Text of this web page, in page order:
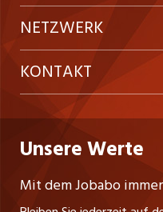
Festanstellungen
Temporäre Jobs
Freelance Jobs
Praktika
Lehrstellen
Inserieren
Firmen
Personalvermittler
Preise und Leistungen
AGB
Datenschutzerklärung
Nutzungsbedingungen
Impressum
NETZWERK
ostjob.ch
westjob.at
jobzüri.ch
jobmittelland.ch
KONTAKT
Niederlassung
Fa. nicejob.de
PR Medien GmbH
Lindauer Straße 16
Unsere Werte
Mit dem Jobabo